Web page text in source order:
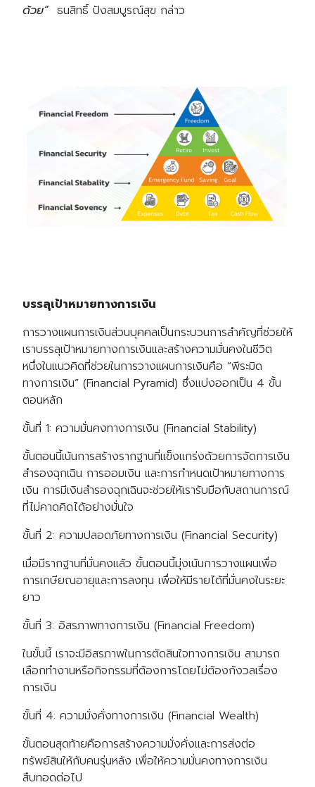
ด้วย” ธนสิทธิ์ ปังสมบูรณ์สุข กล่าว
บรรลุเป้าหมายทางการเงิน
การวางแผนการเงินส่วนบุคคลเป็นกระบวนการสำคัญที่ช่วยให้
เราบรรลุเป้าหมายทางการเงินและสร้างความมั่นคงในชีวิต
หนึ่งในแนวคิดที่ช่วยในการวางแผนการเงินคือ “พีระมิด
ทางการเงิน” (Financial Pyramid) ซึ่งแบ่งออกเป็น 4 ขั้น
ตอนหลัก
ขั้นที่ 1: ความมั่นคงทางการเงิน (Financial Stability)
ขั้นตอนนี้เน้นการสร้างรากฐานที่แข็งแกร่งด้วยการจัดการเงิน
สำรองฉุกเฉิน การออมเงิน และการกำหนดเป้าหมายทางการ
เงิน การมีเงินสำรองฉุกเฉินจะช่วยให้เรารับมือกับสถานการณ์
ที่ไม่คาดคิดได้อย่างมั่นใจ
ขั้นที่ 2: ความปลอดภัยทางการเงิน (Financial Security)
เมื่อมีรากฐานที่มั่นคงแล้ว ขั้นตอนนี้มุ่งเน้นการวางแผนเพื่อ
การเกษียณอายุและการลงทุน เพื่อให้มีรายได้ที่มั่นคงในระยะ
ยาว
ขั้นที่ 3: อิสรภาพทางการเงิน (Financial Freedom)
ในขั้นนี้ เราจะมีอิสรภาพในการตัดสินใจทางการเงิน สามารถ
เลือกทำงานหรือกิจกรรมที่ต้องการโดยไม่ต้องกังวลเรื่อง
การเงิน
ขั้นที่ 4: ความมั่งคั่งทางการเงิน (Financial Wealth)
ขั้นตอนสุดท้ายคือการสร้างความมั่งคั่งและการส่งต่อ
ทรัพย์สินให้กับคนรุ่นหลัง เพื่อให้ความมั่นคงทางการเงิน
สืบทอดต่อไป